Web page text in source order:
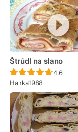
Štrúdl na slano
Recept
4,6
Hanka1988